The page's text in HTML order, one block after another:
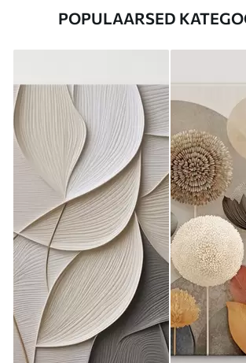
POPULAARSED